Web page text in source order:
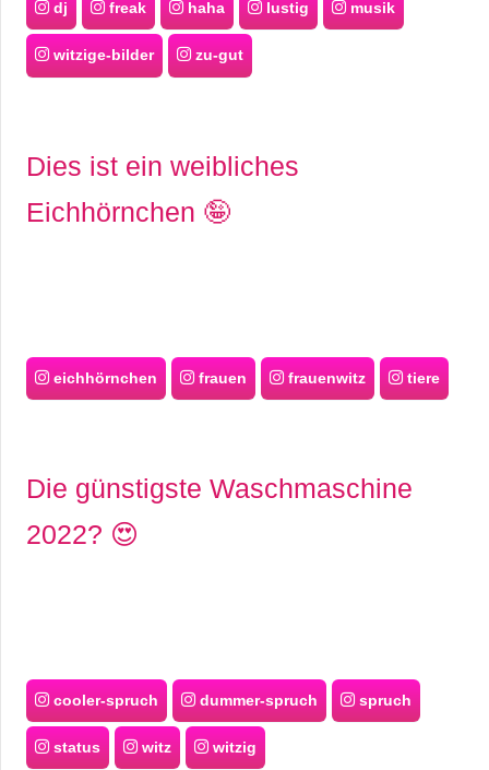
dj freak haha lustig musik
witzige-bilder zu-gut
Dies ist ein weibliches
Eichhörnchen 🤪
eichhörnchen frauen frauenwitz tiere
Die günstigste Waschmaschine
2022? 😍
cooler-spruch dummer-spruch spruch
status witz witzig